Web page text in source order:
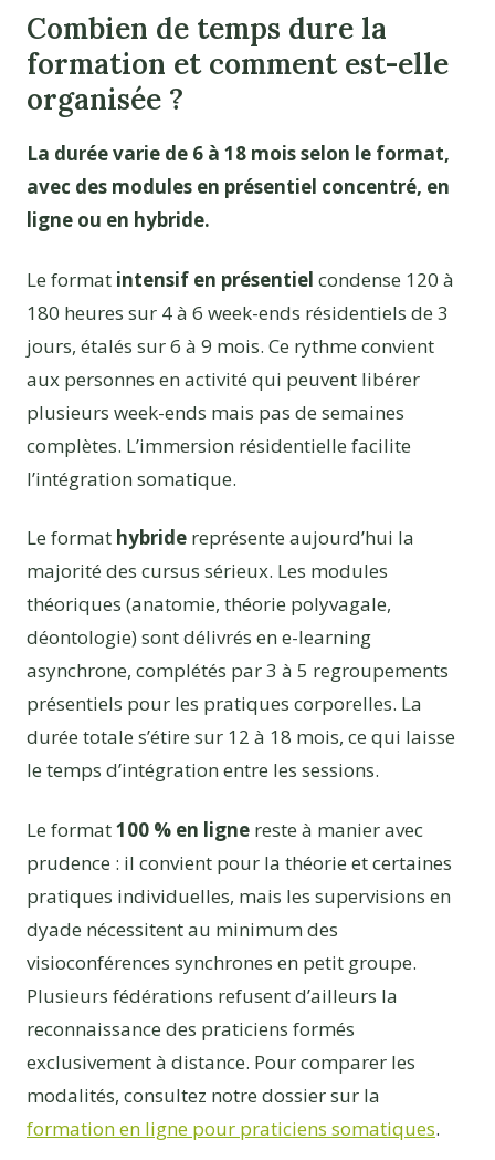
Combien de temps dure la
formation et comment est-elle
organisée ?
La durée varie de 6 à 18 mois selon le format,
avec des modules en présentiel concentré, en
ligne ou en hybride.
Le format intensif en présentiel condense 120 à
180 heures sur 4 à 6 week-ends résidentiels de 3
jours, étalés sur 6 à 9 mois. Ce rythme convient
aux personnes en activité qui peuvent libérer
plusieurs week-ends mais pas de semaines
complètes. L’immersion résidentielle facilite
l’intégration somatique.
Le format hybride représente aujourd’hui la
majorité des cursus sérieux. Les modules
théoriques (anatomie, théorie polyvagale,
déontologie) sont délivrés en e-learning
asynchrone, complétés par 3 à 5 regroupements
présentiels pour les pratiques corporelles. La
durée totale s’étire sur 12 à 18 mois, ce qui laisse
le temps d’intégration entre les sessions.
Le format100 % en ligne reste à manier avec
prudence : il convient pour la théorie et certaines
pratiques individuelles, mais les supervisions en
dyade nécessitent au minimum des
visioconférences synchrones en petit groupe.
Plusieurs fédérations refusent d’ailleurs la
reconnaissance des praticiens formés
exclusivement à distance. Pour comparer les
modalités, consultez notre dossier sur la
formation en ligne pour praticiens somatiques.